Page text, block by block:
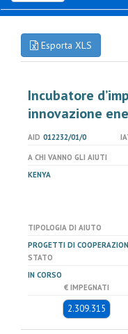
Esporta XLS
Incubatore
innovazione
AID 012232/01/0
A CHI VANNO GLI AIUTI
KENYA
TIPOLOGIA DI AIUTO
PROGETTI DI
STATO
IN CORSO
€ IMPEGNATI
2.309.315